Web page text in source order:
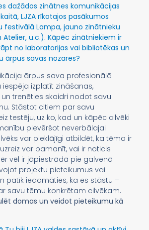
dažādos zinātnes komunikācijas
LJZA rīkotajos pasākumos
festivālā Lampa, jauno zinātnieku
Atelier, u.c.). Kāpēc zinātniekiem ir
no laboratorijas vai bibliotēkas un
ārpus savas nozares?
ārpus sava profesionālā
iespēja izplatīt zināšanas,
trenēties skaidri nodot savu
Stāstot citiem par savu
testēju, uz ko, kad un kāpēc cilvēki
pievēršot neverbālajai
var pieklājīgi atbildēt, ka tēma ir
var pamanīt, vai ir noticis
vēl ir jāpiestrādā pie galvenā
projektu pieteikumus vai
patīk iedomāties, ka es stāstu –
savu tēmu konkrētam cilvēkam.
domas un veidot pieteikumu kā